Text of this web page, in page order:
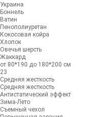
Украина
Боннель
Ватин
Пенополиуретан
Кокосовая койра
Хлопок
Овечья шерсть
Жаккард
от 80*190 до 180*200 см
23
Средняя жесткость
Средняя жесткость
Антистатический эффект
Зима-Лето
Съемный чехол